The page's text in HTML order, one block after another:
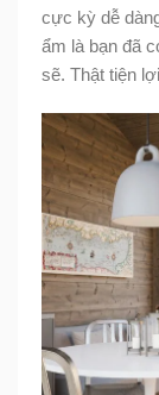
cực kỳ dễ
ẩm là bạn đã
sẽ. Thật tiện